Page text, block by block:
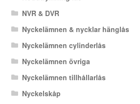
NVR & DVR
Nyckelämnen & nycklar hänglås
Nyckelämnen cylinderlås
Nyckelämnen övriga
Nyckelämnen tillhållarlås
Nyckelskåp